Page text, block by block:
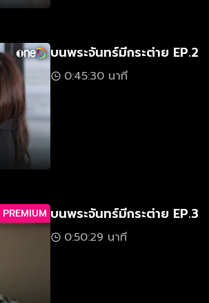
บนพระจันทร์มีกระต่าย EP.2
0:45:30 นาที
PREMIUM บนพระจันทร์มีกระต่าย EP.3
0:50:29 นาที